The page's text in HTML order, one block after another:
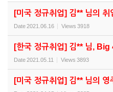
[미국 정규취업] 김** 님의
Date2021.06.16 Views 3918
[한국 정규취업] 김** 님,
Date2021.05.11 Views 3893
[미국 정규취업] 김** 님의